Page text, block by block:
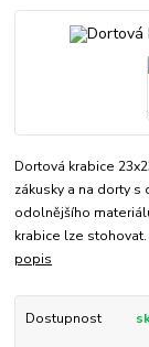
Dortová krabice
zákusky a na dorty
odolnějšího
krabice lze
popis
Dostupnost